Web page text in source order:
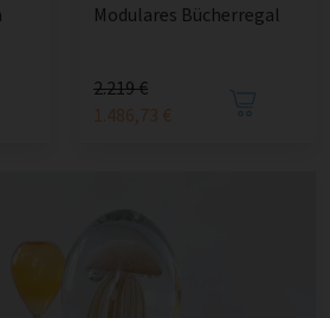
Modulares Bücherregal
2.219 €
1.486,73 €